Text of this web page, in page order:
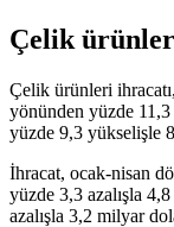
Çelik
Çelik ürünleri
yönünden yüzde
yüzde 9,3 yükselişle
İhracat, ocak-nisan
yüzde 3,3 azalışla
azalışla 3,2 milyar